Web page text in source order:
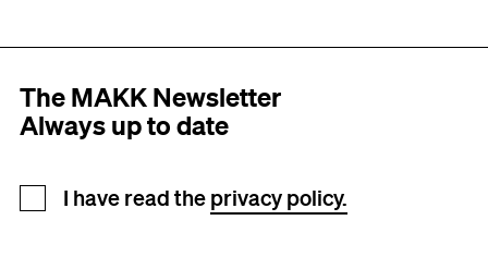
The MAKK Newsletter
Always up to date
Newsletter registration
I have read the privacy policy.